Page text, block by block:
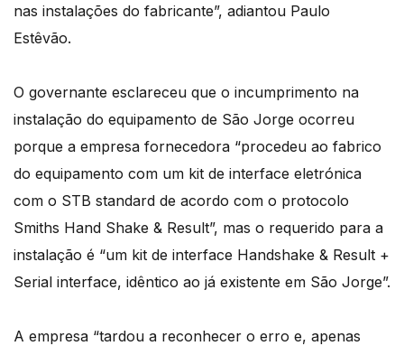
nas instalações do fabricante”, adiantou Paulo
Estêvão.
O governante esclareceu que o incumprimento na
instalação do equipamento de São Jorge ocorreu
porque a empresa fornecedora “procedeu ao fabrico
do equipamento com um kit de interface eletrónica
com o STB standard de acordo com o protocolo
Smiths Hand Shake & Result”, mas o requerido para a
instalação é “um kit de interface Handshake & Result +
Serial interface, idêntico ao já existente em São Jorge”.
A empresa “tardou a reconhecer o erro e, apenas